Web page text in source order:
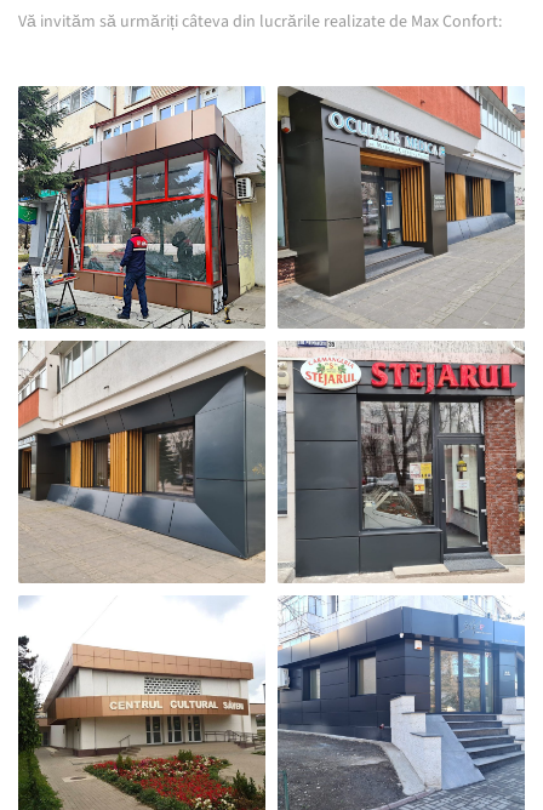
Vă invităm să urmăriți câteva din lucrările realizate de Max Confort: